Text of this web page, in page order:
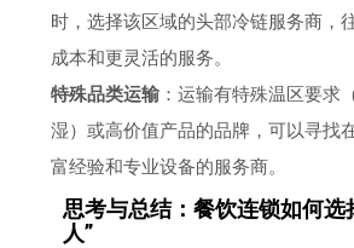
时，选择该区域的头部冷链服务商，
成本和更灵活的服务。
特殊品类运输 ：运输有特殊温区要求
湿）或高价值产品的品牌，可以寻找
富经验和专业设备的服务商。
思考与总结：餐饮连锁如何选
人”